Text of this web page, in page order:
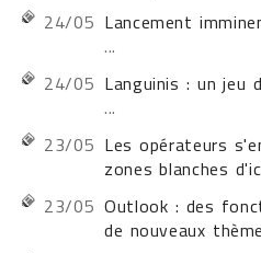
24/05 Lancement
...
24/05 Languinis : un jeu
...
23/05 Les opérateurs
zones blanches
23/05 Outlook : des
de nouveaux